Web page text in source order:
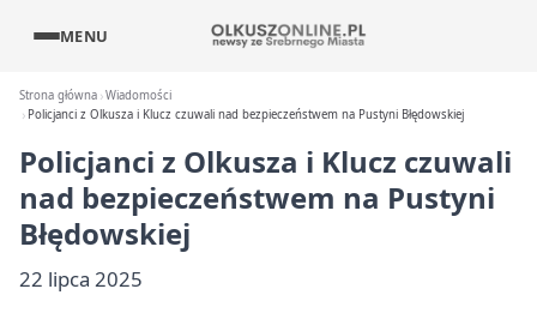
MENU
Strona główna Wiadomości
Policjanci z Olkusza i Klucz czuwali nad bezpieczeństwem na Pustyni Błędowskiej
Policjanci z Olkusza i Klucz czuwali
nad bezpieczeństwem na Pustyni
Błędowskiej
22 lipca 2025